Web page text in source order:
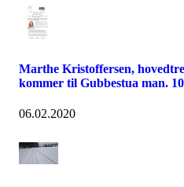
Marthe Kristoffersen,
kommer til Gubbestua man.
06.02.2020